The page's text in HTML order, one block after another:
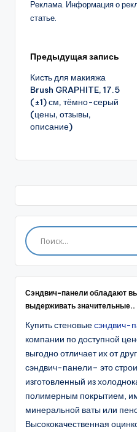
Реклама. Информация о
статье.
Навигация
записи
Предыдущая запись
Кисть для макияжа
Brush GRAPHITE, 17.5
(±1) см, тёмно-серый
(цены, отзывы,
описание)
Сэндвич-панели обладают
выдерживать значительные..
Купить стеновыесэндвич-
компании по доступной
выгодно отличает их от
сэндвич-панели– это
изготовленный из
полимерным покрытием,
минеральной ваты или
Высококачественная